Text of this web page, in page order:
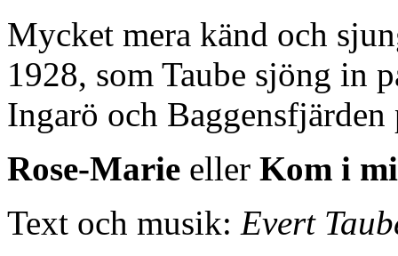
Mycket mera känd och
1928, som Taube sjöng in
Ingarö och Baggensfjärden
Rose-Marie eller Kom i
Text och musik: Evert